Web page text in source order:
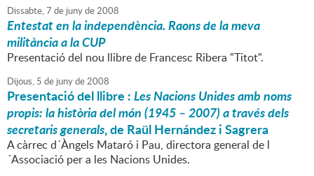
Dissabte,7 de junyde2008
Entestat en la independència. Raons de la meva
militància a la CUP
Presentació del nou llibre de Francesc Ribera "Titot".
Dijous, 5 de junyde2008
Presentació del llibre :Les Nacions Unides amb noms
propis: la història del món (1945 – 2007) a través dels
secretaris generals, de Raül Hernández i Sagrera
A càrrec d´Àngels Mataró i Pau, directora general de l
´Associació per a les Nacions Unides.